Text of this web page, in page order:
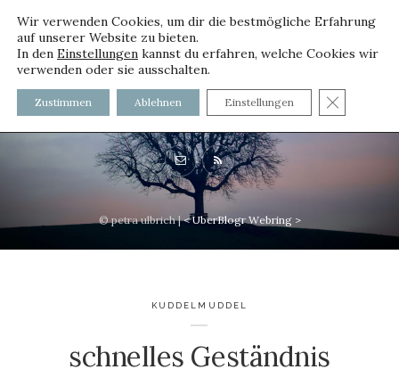
voller worte - mit und ohne
Innenfutter
© petra ulbrich |< UberBlogr Webring >
KUDDELMUDDEL
schnelles Geständnis
Wir verwenden Cookies, um dir die bestmögliche Erfahrung
auf unserer Website zu bieten.
In den Einstellungen kannst du erfahren, welche Cookies wir
verwenden oder sie ausschalten.
Zustimmen Ablehnen Einstellungen GDPR